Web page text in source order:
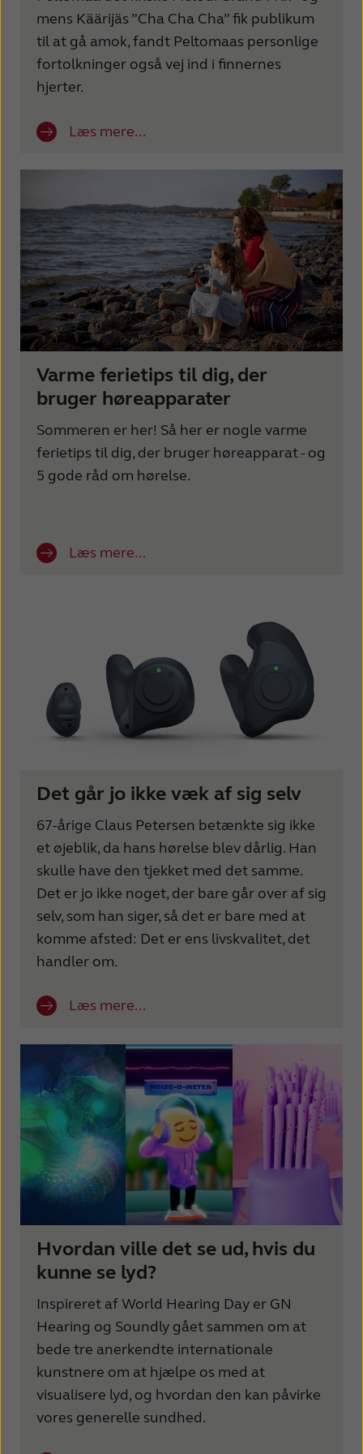
France India
International Italia
Kazakhstan
Suomi Sverige
Türkçe United Kingdom
United States Österreich
عربي 日本
mens Käärijäs ”Cha Cha Cha” fik publikum
til at gå amok, fandt Peltomaas personlige
fortolkninger også vej ind i finnernes
hjerter.
Læs mere...
Varme ferietips til dig, der
bruger høreapparater
Sommeren er her! Så her er nogle varme
ferietips til dig, der bruger høreapparat - og
5 gode råd om hørelse.
Læs mere...
Det går jo ikke væk af sig selv
67-årige Claus Petersen betænkte sig ikke
et øjeblik, da hans hørelse blev dårlig. Han
skulle have den tjekket med det samme.
Det er jo ikke noget, der bare går over af sig
selv, som han siger, så det er bare med at
komme afsted: Det er ens livskvalitet, det
handler om.
Læs mere...
Hvordan ville det se ud, hvis du
kunne se lyd?
Inspireret af World Hearing Day er GN
Hearing og Soundly gået sammen om at
bede tre anerkendte internationale
kunstnere om at hjælpe os med at
visualisere lyd, og hvordan den kan påvirke
vores generelle sundhed.